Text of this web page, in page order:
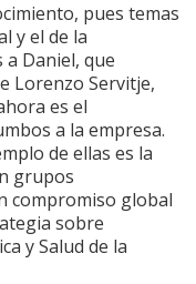
pues temas
y el de la
Daniel, que
Lorenzo Servitje,
es el
a la empresa.
de ellas es la
grupos
compromiso global
sobre
y Salud de la